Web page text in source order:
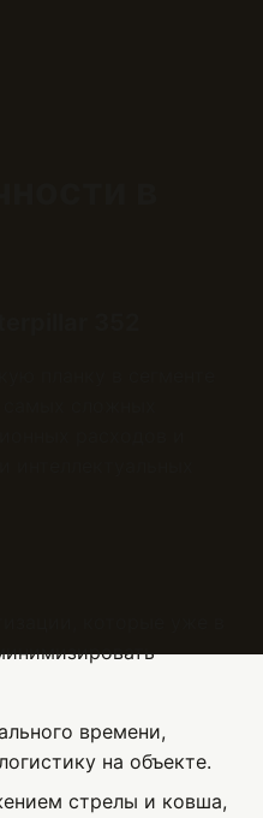
времени,
на объекте.
стрелы и ковша,